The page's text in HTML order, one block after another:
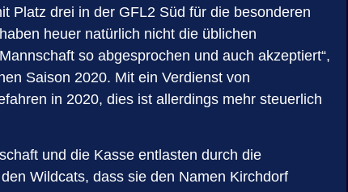
Platz drei in der GFL2 Süd für die besonderen
heuer natürlich nicht die üblichen
so abgesprochen und auch akzeptiert“,
Saison 2020. Mit ein Verdienst von
in 2020, dies ist allerdings mehr steuerlich
und die Kasse entlasten durch die
Wildcats, dass sie den Namen Kirchdorf